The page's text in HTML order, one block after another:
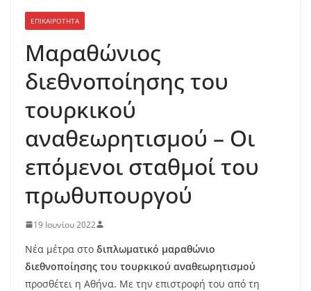
ΕΠΙΚΑΙΡΟΤΗΤΑ
Μαραθώνιος
διεθνοποίησης του
τουρκικού
αναθεωρητισμού – Οι
επόμενοι σταθμοί του
πρωθυπουργού
19 Ιουνίου 2022
Νέα μέτρα στο διπλωματικό μαραθώνιο
διεθνοποίησης του τουρκικού αναθεωρητισμού
προσθέτει η Αθήνα. Με την επιστροφή του από τη